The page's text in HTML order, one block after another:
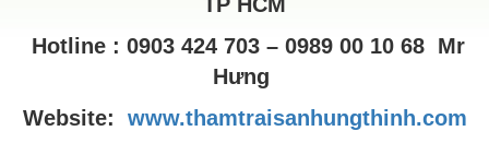
Hotline : 0903 424 703 – 0989 00 10 68 Mr
Hưng
Website: www.thamtraisanhungthinh.com